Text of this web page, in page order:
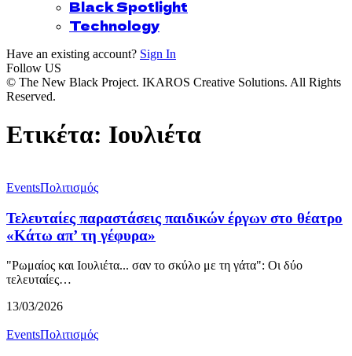
Black Spotlight
Technology
Have an existing account? Sign In
Follow US
© The New Black Project. IKAROS Creative Solutions. All Rights
Reserved.
Ετικέτα: Ιουλιέτα
EventsΠολιτισμός
Τελευταίες παραστάσεις παιδικών έργων στο θέατρο
«Κάτω απ’ τη γέφυρα»
"Ρωμαίος και Ιουλιέτα... σαν το σκύλο με τη γάτα": Οι δύο
τελευταίες…
13/03/2026
EventsΠολιτισμός